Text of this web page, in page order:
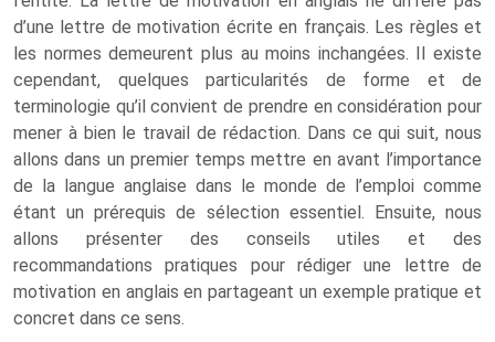
d’une lettre de motivation écrite en français. Les règles et
les normes demeurent plus au moins inchangées. Il existe
cependant, quelques particularités de forme et de
terminologie qu’il convient de prendre en considération pour
mener à bien le travail de rédaction. Dans ce qui suit, nous
allons dans un premier temps mettre en avant l’importance
de la langue anglaise dans le monde de l’emploi comme
étant un prérequis de sélection essentiel. Ensuite, nous
allons présenter des conseils utiles et des
recommandations pratiques pour rédiger une lettre de
motivation en anglais en partageant un exemple pratique et
concret dans ce sens.